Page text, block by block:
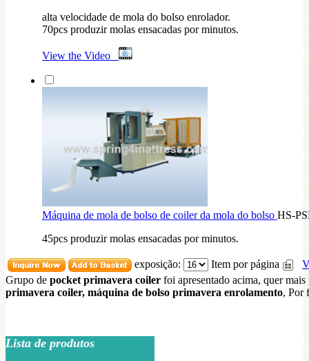
alta velocidade de mola do bolso enrolador.
70pcs produzir molas ensacadas por minutos.
View the Video
Máquina de mola de bolso de coiler da mola do bolso HS-
45pcs produzir molas ensacadas por minutos.
exposição: Item por página
Grupo de pocket primavera coiler foi apresentado acima, quer
primavera coiler, máquina de bolso primavera enrolamento, Por
Lista de produtos